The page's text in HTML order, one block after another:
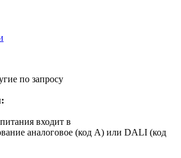
по запросу
входит в
аналоговое (код А) или DALI (код